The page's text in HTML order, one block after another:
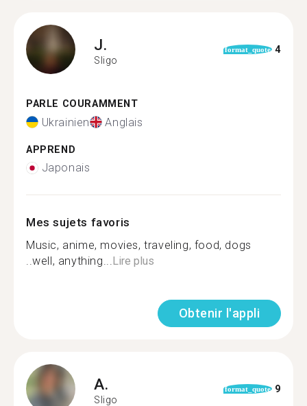
J.
Sligo
format_quote 4
PARLE COURAMMENT
Ukrainien Anglais
APPREND
Japonais
Mes sujets favoris
Music, anime, movies, traveling, food, dogs
..well, anything...Lire plus
Obtenir l'appli
A.
Sligo
format_quote 9